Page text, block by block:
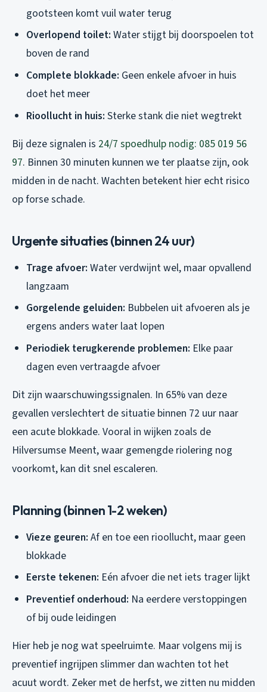
gootsteen komt vuil water terug
Overlopend toilet: Water stijgt bij doorspoelen tot
boven de rand
Complete blokkade: Geen enkele afvoer in huis
doet het meer
Rioollucht in huis: Sterke stank die niet wegtrekt
Bij deze signalen is 24/7 spoedhulp nodig: 085 019 56
97. Binnen 30 minuten kunnen we ter plaatse zijn, ook
midden in de nacht. Wachten betekent hier echt risico
op forse schade.
Urgente situaties (binnen 24 uur)
Trage afvoer: Water verdwijnt wel, maar opvallend
langzaam
Gorgelende geluiden: Bubbelen uit afvoeren als je
ergens anders water laat lopen
Periodiek terugkerende problemen: Elke paar
dagen even vertraagde afvoer
Dit zijn waarschuwingssignalen. In 65% van deze
gevallen verslechtert de situatie binnen 72 uur naar
een acute blokkade. Vooral in wijken zoals de
Hilversumse Meent, waar gemengde riolering nog
voorkomt, kan dit snel escaleren.
Planning (binnen 1-2 weken)
Vieze geuren: Af en toe een rioollucht, maar geen
blokkade
Eerste tekenen: Eén afvoer die net iets trager lijkt
Preventief onderhoud: Na eerdere verstoppingen
of bij oude leidingen
Hier heb je nog wat speelruimte. Maar volgens mij is
preventief ingrijpen slimmer dan wachten tot het
acuut wordt. Zeker met de herfst, we zitten nu midden